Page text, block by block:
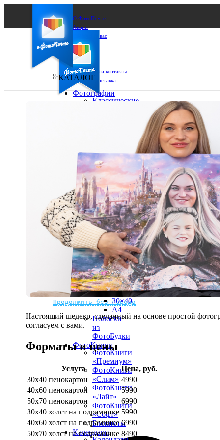
О ФотоПочте
Акции
Сделаем за вас
Бизнесу
FAQ
Франшиза
Поддержка и контакты
Оплата и доставка
Не нашли Ваш город?
Мы доставляем по всему миру
Продолжить без города
КАТАЛОГ
Фотографии
Классические
15х20
20х20
20х30
30х40
А4
Фото
в
рамке
10х10
10×15
13×18
15×15
15×20
20×20
20×30
30×30
30×40
A4
Полоски
из
ФотоБудки
ФотоКниги
ФотоКниги
«Премиум»
ФотоКниги
«Слим»
ФотоКниги
«Лайт»
ФотоКниги
«Софт»
Блокноты
Календари
Настоящий шедевр, сделанный на основе простой
согласуем с вами.
Форматы и цены
Услуга
Цена, руб.
30х40 пенокартон
4990
40х60 пенокартон
5990
50х70 пенокартон
6990
30х40 холст на подрамнике 5990
40х60 холст на подрамнике 6990
50х70 холст на подрамнике 8490